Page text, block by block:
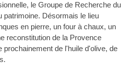
le Groupe de Recherche du
patrimoine. Désormais le lieu
en pierre, un four à chaux, un
reconstitution de la Provence
de l'huile d'olive, de